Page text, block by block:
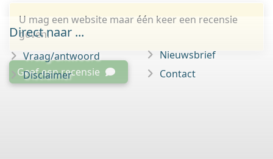
U mag een website maar één keer een recensie
geven.
Geef een recensie
Direct naar ...
Vraag/antwoord
Disclaimer
Nieuwsbrief
Contact